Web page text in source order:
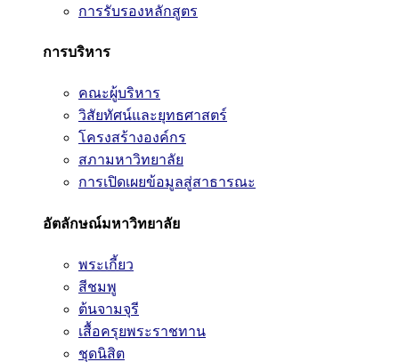
การรับรองหลักสูตร
การบริหาร
คณะผู้บริหาร
วิสัยทัศน์และยุทธศาสตร์
โครงสร้างองค์กร
สภามหาวิทยาลัย
การเปิดเผยข้อมูลสู่สาธารณะ
อัตลักษณ์มหาวิทยาลัย
พระเกี้ยว
สีชมพู
ต้นจามจุรี
เสื้อครุยพระราชทาน
ชุดนิสิต